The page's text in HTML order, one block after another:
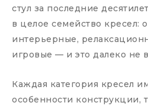
стул за последние
в целое семейство кресел:
интерьерные,
игровые — и это далеко не
Каждая категория кресел
особенности конструкции,